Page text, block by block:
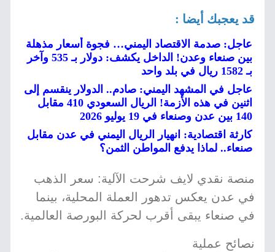
قد يعجبك أيضا :
عاجل: صدمة الاقتصاد اليمني… فجوة أسعار مذهلة
بين صنعاء وعدن! الداخل يكشف: دولار بـ 535 وآخر
بـ 1582 ريال في بلد واحد
عاجل في المشهد اليمني: صادم.. الدولار ينقسم إلى
اثنين في هذه الأزمة! الريال السعودي 410 مقابل
140 بين عدن وصنعاء في 19 يوليو 2026
كارثة اقتصادية: انهيار الريال اليمني في عدن مقابل
صنعاء.. لماذا يدفع المواطن الثمن؟
منصة نقدي لايف شرحت الآلية: سعر الذهب
في عدن يعكس تدهور العملة المحلية، بينما
في صنعاء يبقى أقرب لحركة البورصة العالمية.
نصائح عملية